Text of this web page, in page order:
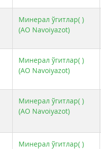
Минерал ўгитлар( )
(АО Navoiyazot)
Минерал ўгитлар( )
(АО Navoiyazot)
Минерал ўгитлар( )
(АО Navoiyazot)
Минерал ўгитлар( )